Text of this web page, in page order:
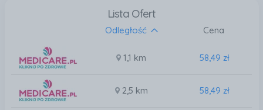
Lista Ofert
Odległość Cena
1,1 km 58,49 zł
2,5 km 58,49 zł